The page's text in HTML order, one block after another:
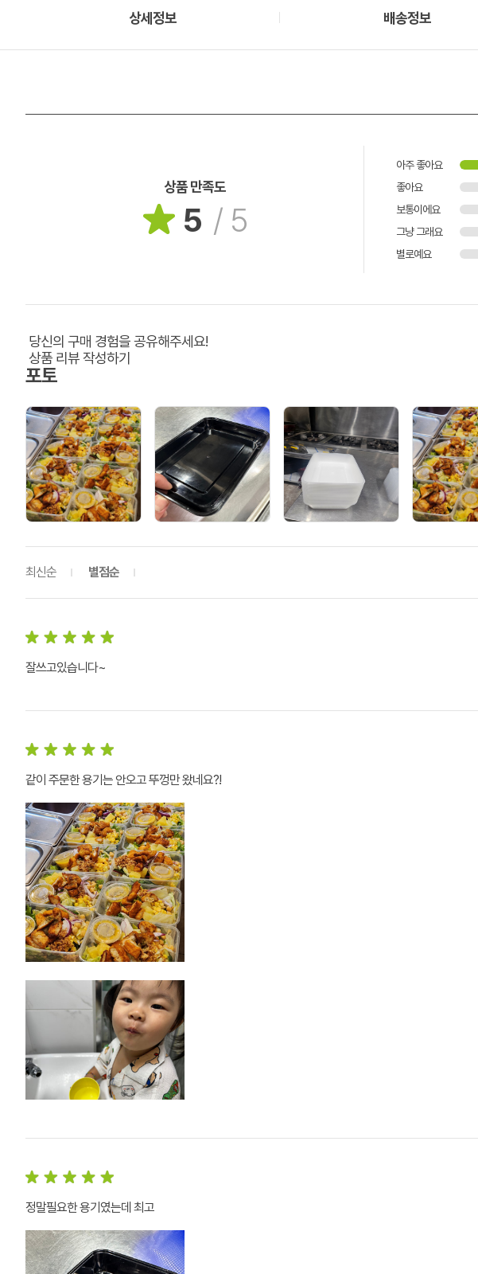
상세정보 배송정보
상품 만족도
5 / 5
아주 좋아요
좋아요
보통이에요
그냥 그래요
별로예요
당신의 구매 경험을 공유해주세요!
상품 리뷰 작성하기
포토
최신순 별점순
잘쓰고있습니다~
같이 주문한 용기는 안오고 뚜껑만 왔네요?!
정말필요한 용기였는데 최고